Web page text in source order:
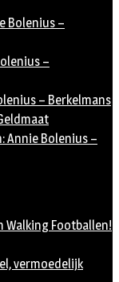
Bolenius –
–
– Berkelmans
Annie Bolenius –
Walking Footballen!
vermoedelijk